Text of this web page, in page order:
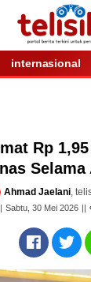
internasional
Rp
Selama
Ahmad Jaelani,
Sabtu, 30 Mei 2026